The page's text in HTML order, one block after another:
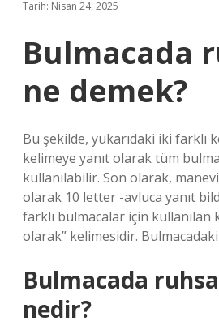
Tarih: Nisan 24, 2025
Bulmacada
ne demek?
Bu şekilde, yukarıdaki iki farklı
kelimeye yanıt olarak tüm
kullanılabilir. Son olarak,
olarak 10 letter -avluca yanıt
farklı bulmacalar için kullanılan
olarak” kelimesidir.
Bulmacada
nedir?